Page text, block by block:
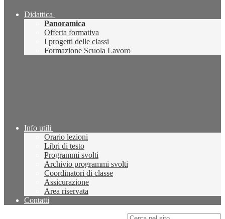
Didattica
Panoramica
Offerta formativa
I progetti delle classi
Formazione Scuola Lavoro
Info utili
Orario lezioni
Libri di testo
Programmi svolti
Archivio programmi svolti
Coordinatori di classe
Assicurazione
Area riservata
Contatti